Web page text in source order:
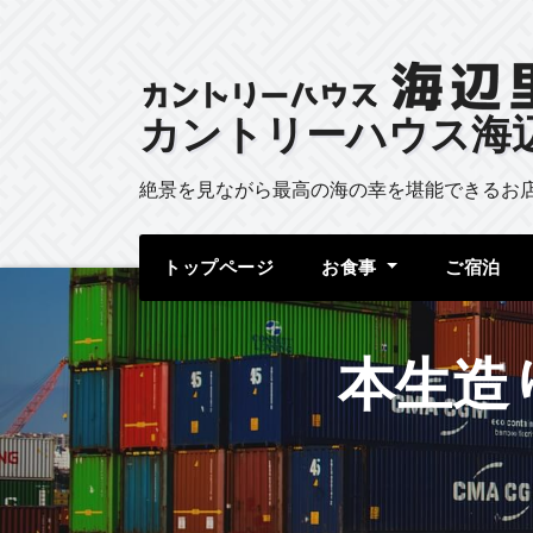
カントリーハウス海
絶景を見ながら最高の海の幸を堪能できるお
トップページ お食事 ご宿泊
本生造